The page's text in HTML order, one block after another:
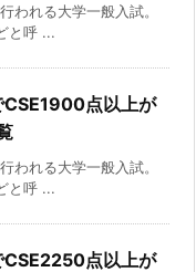
われる大学一般入試。
と呼 ...
点以上が
われる大学一般入試。
と呼 ...
点以上が